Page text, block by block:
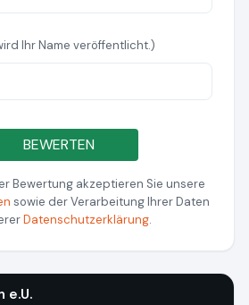
Ihr Name veröffentlicht.)
BEWERTEN
Bewertung akzeptieren Sie unsere
sowie der Verarbeitung Ihrer Daten
Datenschutzerklärung.
e.U.